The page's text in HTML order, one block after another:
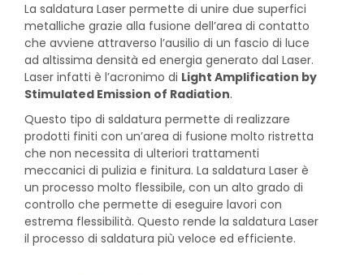
La saldatura Laser permette di unire due superfici
metalliche grazie alla fusione dell’area di contatto
che avviene attraverso l’ausilio di un fascio di luce
ad altissima densità ed energia generato dal Laser.
Laser infatti è l’acronimo di Light Amplification by
Stimulated Emission of Radiation.
Questo tipo di saldatura permette di realizzare
prodotti finiti con un’area di fusione molto ristretta
che non necessita di ulteriori trattamenti
meccanici di pulizia e finitura. La saldatura Laser è
un processo molto flessibile, con un alto grado di
controllo che permette di eseguire lavori con
estrema flessibilità. Questo rende la saldatura Laser
il processo di saldatura più veloce ed efficiente.